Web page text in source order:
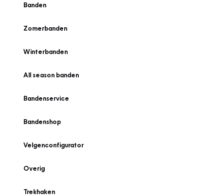
Banden
Zomerbanden
Winterbanden
All season banden
Bandenservice
Bandenshop
Velgenconfigurator
Overig
Trekhaken